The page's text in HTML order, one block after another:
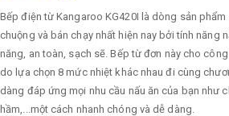
Bếp điện từ Kangaroo KG420I là dòng sản
chuộng và bán chạy nhất hiện nay bởi tính năng
năng, an toàn, sạch sẽ. Bếp từ đơn này cho
do lựa chọn 8 mức nhiệt khác nhau đi cùng
dàng đáp ứng mọi nhu cầu nấu ăn của bạn như
hầm,...một cách nhanh chóng và dễ dàng.